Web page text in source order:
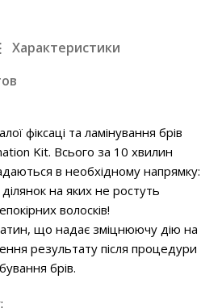
Характеристики
фіксаці та ламінування брів
Kit. Всього за 10 хвилин
в необхідному напрямку:
на яких не ростуть
волосків!
що надає зміцнюючу дію на
результату після процедури
брів.